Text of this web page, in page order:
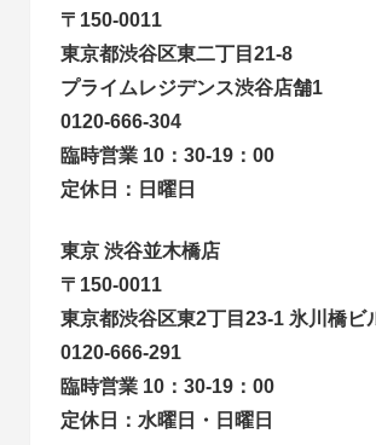
〒150-0011
東京都渋谷区東二丁目21-8
プライムレジデンス渋谷店舗1
0120-666-304
臨時営業 10：30-19：00
定休日：日曜日
東京 渋谷並木橋店
〒150-0011
東京都渋谷区東2丁目23-1 氷川橋ビ
0120-666-291
臨時営業 10：30-19：00
定休日：水曜日・日曜日